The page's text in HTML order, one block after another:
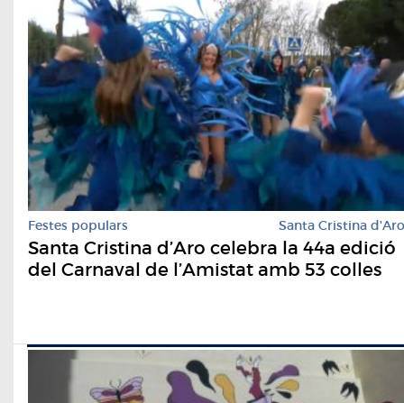
Festes populars Santa Cristina d'Aro
Santa Cristina d’Aro celebra la 44a edició
del Carnaval de l’Amistat amb 53 colles